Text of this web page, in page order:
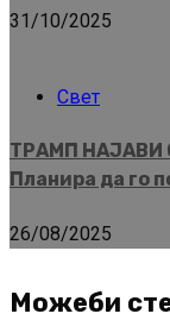
31/10/2025
Свет
ТРАМП
Планира да го
26/08/2025
Можеби